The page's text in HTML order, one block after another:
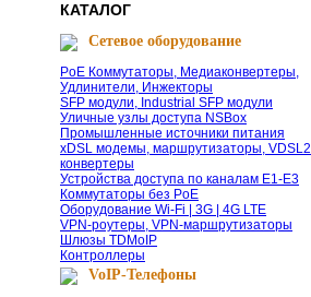
КАТАЛОГ
Сетевое оборудование
PoE Коммутаторы, Медиаконвертеры,
Удлинители, Инжекторы
SFP модули, Industrial SFP модули
Уличные узлы доступа NSBox
Промышленные источники питания
xDSL модемы, маршрутизаторы, VDSL2
конвертеры
Устройства доступа по каналам E1-E3
Коммутаторы без PoE
Оборудование Wi-Fi | 3G | 4G LTE
VPN-роутеры, VPN-маршрутизаторы
Шлюзы TDMoIP
Контроллеры
VoIP-Телефоны